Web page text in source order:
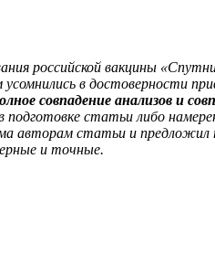
российской вакцины
в достоверности
совпадение анализов и
подготовке статьи либо
авторам статьи и предложил
и точные.